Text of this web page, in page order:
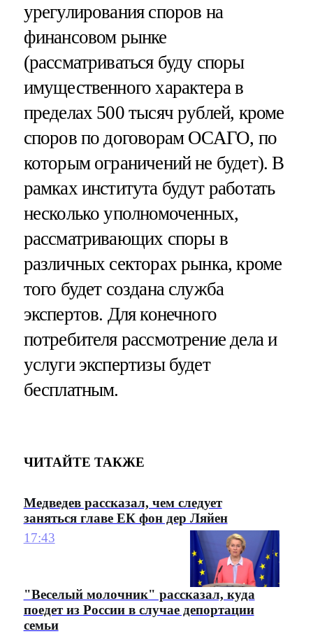
урегулирования споров на
финансовом рынке
(рассматриваться буду споры
имущественного характера в
пределах 500 тысяч рублей, кроме
споров по договорам ОСАГО, по
которым ограничений не будет). В
рамках института будут работать
несколько уполномоченных,
рассматривающих споры в
различных секторах рынка, кроме
того будет создана служба
экспертов. Для конечного
потребителя рассмотрение дела и
услуги экспертизы будет
бесплатным.
ЧИТАЙТЕ ТАКЖЕ
Медведев рассказал, чем следует
заняться главе ЕК фон дер Ляйен
17:43
"Веселый молочник" рассказал, куда
поедет из России в случае депортации
семьи